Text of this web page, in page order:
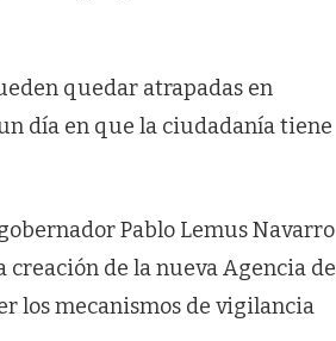
quedar atrapadas en
día en que la ciudadanía tiene
Pablo Lemus Navarro
de la nueva Agencia de
los mecanismos de vigilancia